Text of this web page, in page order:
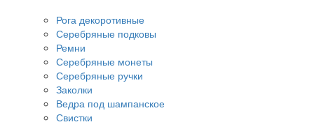
Рога декоротивные
Серебряные подковы
Ремни
Серебряные монеты
Серебряные ручки
Заколки
Ведра под шампанское
Свистки